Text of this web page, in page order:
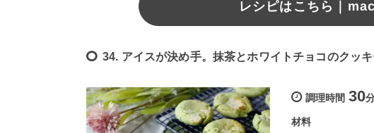
レシピはこちら｜
34. アイスが決め手。抹茶とホワイトチョコのクッ
調理時間 30
材料